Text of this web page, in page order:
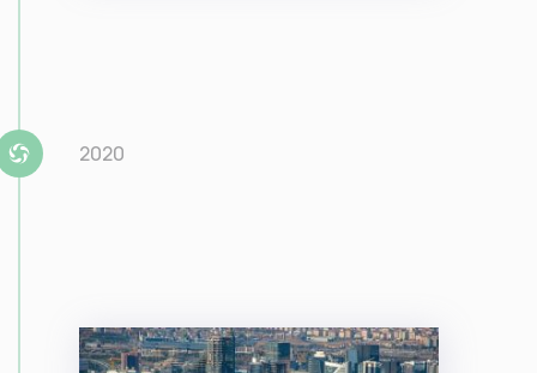
2020